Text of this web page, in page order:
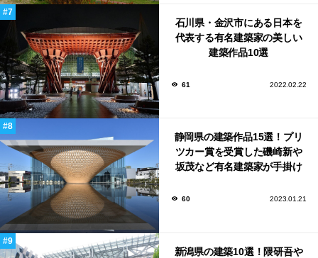
石川県・金沢市にある日本を
代表する有名建築家の美しい
建築作品10選
61 2022.02.22
静岡県の建築作品15選！プリ
ツカー賞を受賞した磯崎新や
坂茂など有名建築家が手掛け
60 2023.01.21
新潟県の建築10選！隈研吾や